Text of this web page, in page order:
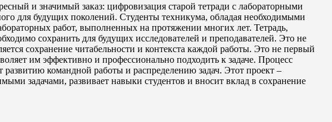
и значимый заказ: цифровизация старой тетради с лабораторными
для будущих поколений. Студенты техникума, обладая необходимыми
работ, выполненных на протяжении многих лет. Тетрадь,
сохранить для будущих исследователей и преподавателей. Это не
сохранение читабельности и контекста каждой работы. Это не первый
им эффективно и профессионально подходить к задаче. Процесс
развитию командной работы и распределению задач. Этот проект –
задачами, развивает навыки студентов и вносит вклад в сохранение